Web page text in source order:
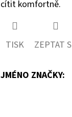
cítit komfortně.
TISK ZEPTAT
JMÉNO ZNAČKY: